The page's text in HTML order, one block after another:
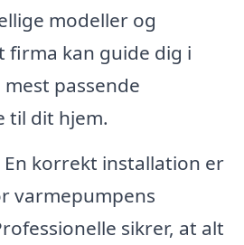
modeller og
firma kan guide dig i
passende
til dit hjem.
En korrekt installation er
varmepumpens
sikrer, at alt